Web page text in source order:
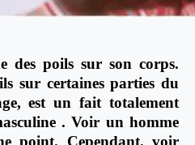
des poils sur son corps.
sur certaines parties du
est un fait totalement
. Voir un homme
point. Cependant, voir